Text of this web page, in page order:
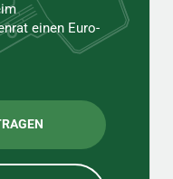
einen Euro-